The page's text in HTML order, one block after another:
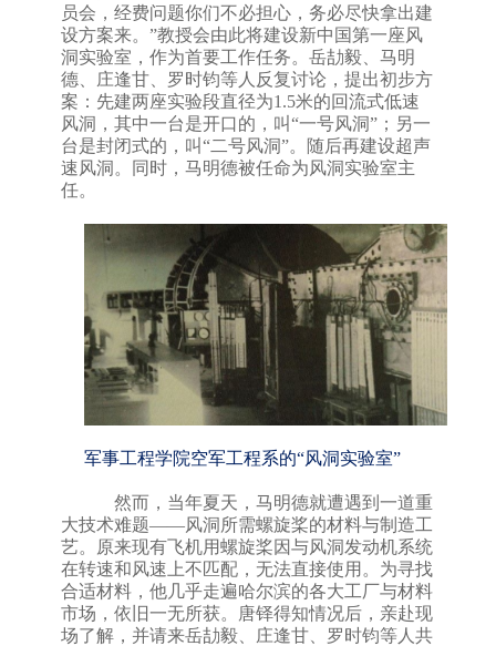
员会，经费问题你们不必担心，务必尽快拿出建
设方案来。 ”教授会由此将建设新中国第一座风
洞实验室，作为首要工作任务。岳劼毅、马明
德、庄逢甘、罗时钧等人反复讨论，提出初步方
案：先建两座实验段直径为1.5米的回流式低速
风洞， 其中一台是开口的，叫“一号风洞”；另一
台是封闭式的，叫“二号风洞”。
随后再建设超声
速风洞。同时，马明德被任命为风洞实验室主
任。
军事工程学院空军工程系的“风洞实验室”
然而，当年夏天，马明德就遭遇到一道重
大技术难题——风洞所需螺旋桨的材料与制造工
艺。原来现有飞机用螺旋桨因与风洞发动机系统
在转速和风速上不匹配，无法直接使用。为寻找
合适材料，他几乎走遍哈尔滨的各大工厂与材料
市场，依旧一无所获。唐铎得知情况后，亲赴现
场了解，并请来岳劼毅、庄逢甘、罗时钧等人共